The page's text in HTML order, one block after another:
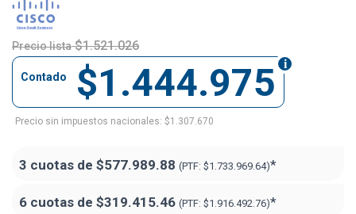
Precio lista $1.521.026
$1.444.975
Contado
Precio sin impuestos nacionales: $1.307.670
3 cuotas de $577.989.88 (PTF: $1.733.969.64)*
6 cuotas de $319.415.46 (PTF: $1.916.492.76)*